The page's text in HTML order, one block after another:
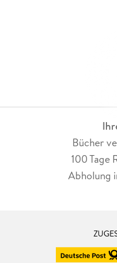
Bücher
100 Tage
Abholung